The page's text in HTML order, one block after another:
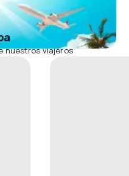
nuestros viajeros